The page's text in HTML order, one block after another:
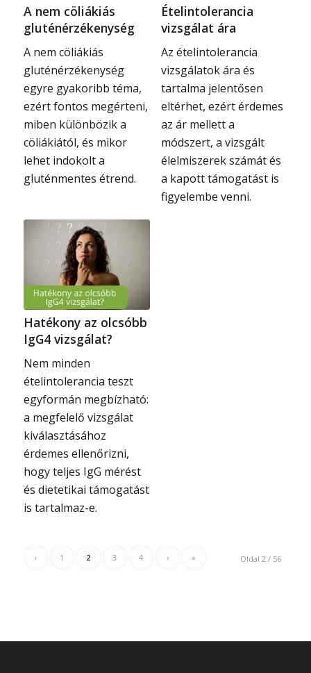
A nem cöliákiás
gluténérzékenység
A nem cöliákiás
gluténérzékenység
egyre gyakoribb téma,
ezért fontos megérteni,
miben különbözik a
cöliákiától, és mikor
lehet indokolt a
gluténmentes étrend.
Ételintolerancia
vizsgálat ára
Az ételintolerancia
vizsgálatok ára és
tartalma jelentősen
eltérhet, ezért érdemes
az ár mellett a
módszert, a vizsgált
élelmiszerek számát és
a kapott támogatást is
figyelembe venni.
Hatékony az olcsóbb
IgG4 vizsgálat?
Nem minden
ételintolerancia teszt
egyformán megbízható:
a megfelelő vizsgálat
kiválasztásához
érdemes ellenőrizni,
hogy teljes IgG mérést
és dietetikai támogatást
is tartalmaz-e.
Oldal 2 / 56
‹ 1 2 3 4 › »